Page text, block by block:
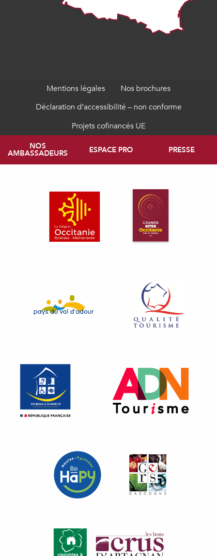
Mentions légales
Nos brochures
Déclaration d’accessibilité – non conforme
Projets cofinancés UE
NOS
AMBASSADEURS ESPACE PRO PRESSE